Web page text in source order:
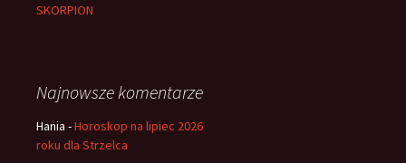
SKORPION
Najnowsze komentarze
Hania -Horoskop na lipiec 2026
roku dla Strzelca